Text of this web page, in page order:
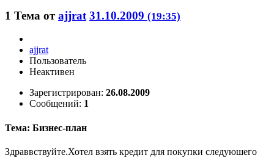
1 Тема отajjrat 31.10.2009 (19:35)
ajjrat
Пользователь
Неактивен
Зарегистрирован: 26.08.2009
Сообщений: 1
Тема: Бизнес-план
Здраввствуйте.Хотел взять кредит для покупки следуюшего